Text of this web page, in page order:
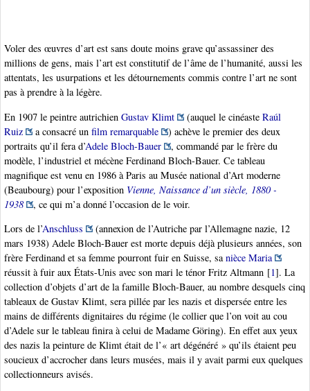
Voler des œuvres d’art est sans doute moins grave qu’assassiner des
millions de gens, mais l’art est constitutif de l’âme de l’humanité, aussi les
attentats, les usurpations et les détournements commis contre l’art ne sont
pas à prendre à la légère.
En 1907 le peintre autrichien Gustav Klimt (auquel le cinéaste Raúl
Ruiz
a consacré un film remarquable
) achève le premier des deux
portraits qu’il fera d’Adele Bloch-Bauer
, commandé par le frère du
modèle, l’industriel et mécène Ferdinand Bloch-Bauer. Ce tableau
magnifique est venu en 1986 à Paris au Musée national d’Art moderne
(Beaubourg) pour l’exposition Vienne, Naissance d’un siècle, 1880 -
1938
, ce qui m’a donné l’occasion de le voir.
Lors de l’Anschluss
(annexion de l’Autriche par l’Allemagne nazie, 12
mars 1938) Adele Bloch-Bauer est morte depuis déjà plusieurs années, son
frère Ferdinand et sa femme pourront fuir en Suisse, sanièce Maria
réussit à fuir aux États-Unis avec son mari le ténor Fritz Altmann [1]. La
collection d’objets d’art de la famille Bloch-Bauer, au nombre desquels cinq
tableaux de Gustav Klimt, sera pillée par les nazis et dispersée entre les
mains de différents dignitaires du régime (le collier que l’on voit au cou
d’Adele sur le tableau finira à celui de Madame Göring). En effet aux yeux
des nazis la peinture de Klimt était de l’« art dégénéré » qu’ils étaient peu
soucieux d’accrocher dans leurs musées, mais il y avait parmi eux quelques
collectionneurs avisés.